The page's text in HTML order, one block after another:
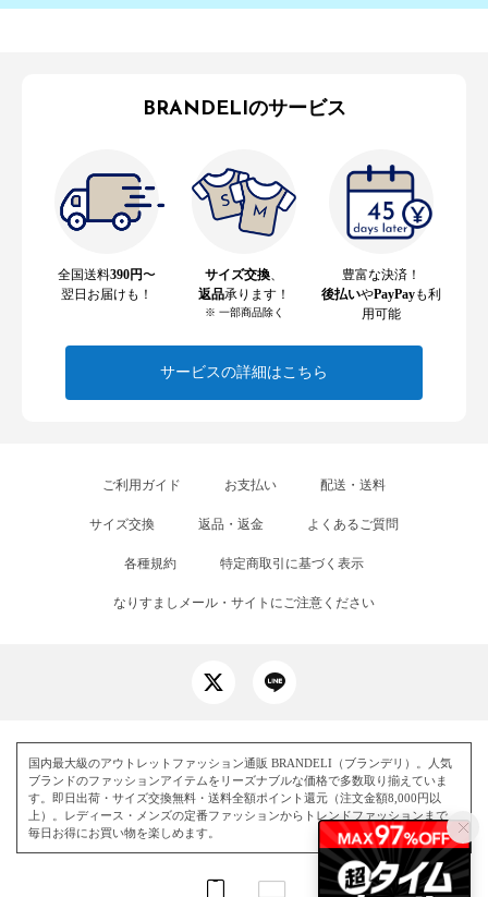
BRANDELIのサービス
全国送料390円〜
翌日お届けも！
サイズ交換、
返品承ります！
※ 一部商品除く
豊富な決済！
後払いやPayPayも利
用可能
サービスの詳細はこちら
ご利用ガイド お支払い 配送・送料
サイズ交換 返品・返金 よくあるご質問
各種規約 特定商取引に基づく表示
なりすましメール・サイトにご注意ください
国内最大級のアウトレットファッション通販 BRANDELI（ブランデリ）。人気
ブランドのファッションアイテムをリーズナブルな価格で多数取り揃えていま
す。即日出荷・サイズ交換無料・送料全額ポイント還元（注文金額8,000円以
上）。レディース・メンズの定番ファッションからトレンドファッションまで、
毎日お得にお買い物を楽しめます。